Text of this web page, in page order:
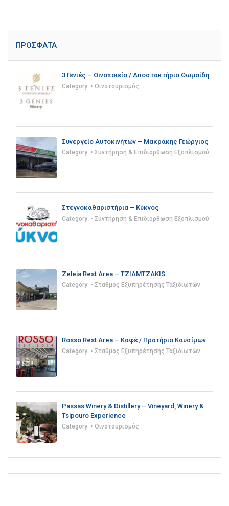
ΠΡΌΣΦΑΤΑ
3 Γενιές – Οινοποιείο / Αποστακτήριο Θωμαΐδη
Category: • Οινοτουρισμός
Συνεργείο Αυτοκινήτων – Μακράκης Γεώργιος
Category: • Συντήρηση & Επιδιόρθωση Εξοπλισμού
Στεγνοκαθαριστήρια – Κύκνος
Category: • Συντήρηση & Επιδιόρθωση Εξοπλισμού
Zeleia Rest Area – TZIAMTZAKIS
Category: • Σταθμός Εξυπηρέτησης Ταξιδιωτών
Rosso Rest Area – Καφέ / Πρατήριο Καυσίμων
Category: • Σταθμός Εξυπηρέτησης Ταξιδιωτών
Passas Winery & Distillery – Vineyard, Winery &
Tsipouro Experience
Category: • Οινοτουρισμός